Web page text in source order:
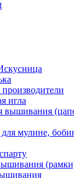
игла
мулине,